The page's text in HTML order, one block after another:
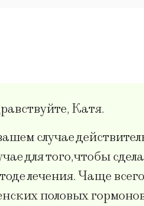
Катя.
случае
для того,чтобы
лечения. Чаще
половых